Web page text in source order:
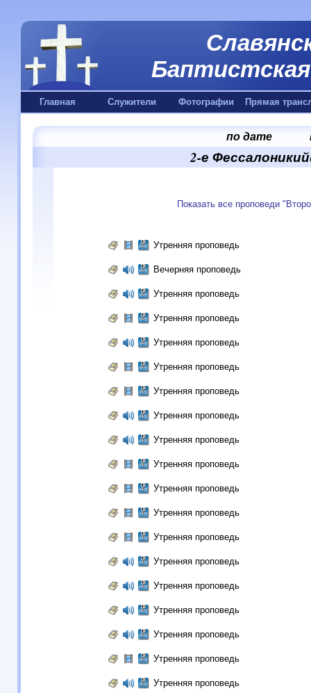
Главная Служители Фотографии Прямая
по дате
2-е
Показать все проповеди
Утренняя проповедь
Вечерняя проповедь
Утренняя проповедь
Утренняя проповедь
Утренняя проповедь
Утренняя проповедь
Утренняя проповедь
Утренняя проповедь
Утренняя проповедь
Утренняя проповедь
Утренняя проповедь
Утренняя проповедь
Утренняя проповедь
Утренняя проповедь
Утренняя проповедь
Утренняя проповедь
Утренняя проповедь
Утренняя проповедь
Утренняя проповедь